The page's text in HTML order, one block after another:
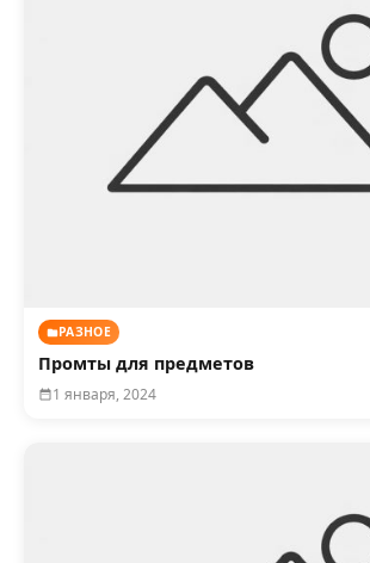
РАЗНОЕ
Промты для предметов
1 января, 2024